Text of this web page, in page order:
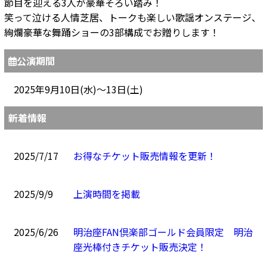
笑って泣ける人情芝居、トークも楽しい歌謡オンステージ、
絢爛豪華な舞踊ショーの3部構成でお贈りします！
公演期間
2025年9月10日(水)～13日(土)
新着情報
2025/7/17 お得なチケット販売情報を更新！
2025/9/9 上演時間を掲載
2025/6/26
明治座FAN倶楽部ゴールド会員限定 明治
座光棒付きチケット販売決定！